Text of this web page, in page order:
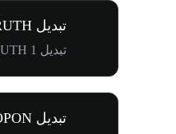
تبدیل TRUTH به JPY
تبدیل 1 TRUTH به 円2.12
تبدیل SHOPON به EUR